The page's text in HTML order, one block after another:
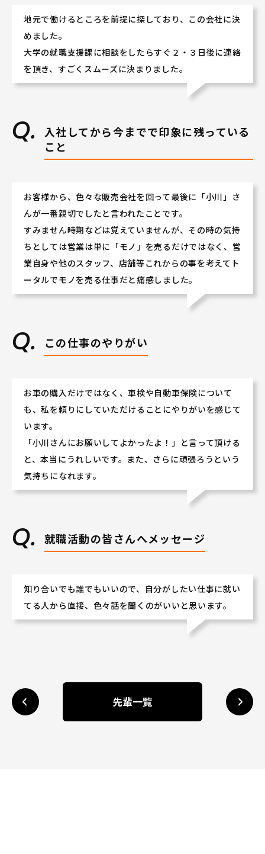
★人の話を聴くことが好きな方
などなど大歓迎です♪♪
（もちろん、車に今まで携ってこなかった方も大丈夫で
す!!）
社風を体感してください！
地元で働けるところを前提に探しており、この会社に決
めました。
大学の就職支援課に相談をしたらすぐ２・３日後に連絡
を頂き、すごくスムーズに決まりました。
入社してから今までで印象に残っている
こと
お客様から、色々な販売会社を回って最後に「小川」さ
んが一番親切でしたと言われたことです。
すみません時期などは覚えていませんが、その時の気持
ちとしては営業は単に「モノ」を売るだけではなく、営
業自身や他のスタッフ、店舗等これからの事を考えてト
ータルでモノを売る仕事だと痛感しました。
この仕事のやりがい
お車の購入だけではなく、車検や自動車保険について
も、私を頼りにしていただけることにやりがいを感じて
います。
「小川さんにお願いしてよかったよ！」と言って頂ける
と、本当にうれしいです。また、さらに頑張ろうという
気持ちになれます。
就職活動の皆さんへメッセージ
知り合いでも誰でもいいので、自分がしたい仕事に就い
てる人から直接、色々話を聞くのがいいと思います。
先輩一覧